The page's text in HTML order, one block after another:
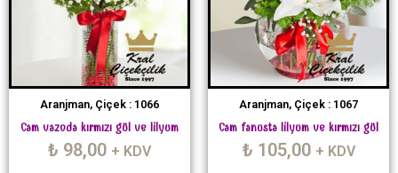
Aranjman, Çiçek : 1066
Cam vazoda kırmızı gül ve lilyum
₺ 98,00 + KDV
Aranjman, Çiçek : 1067
Cam fanusta lilyum ve kırmızı gül
₺ 105,00 + KDV